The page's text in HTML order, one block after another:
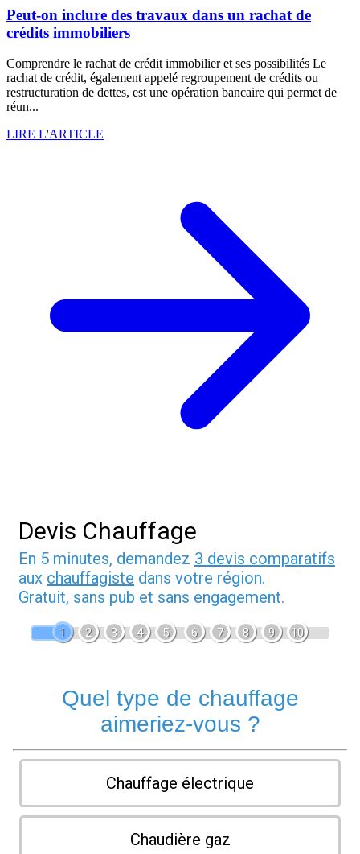
Peut-on inclure des travaux dans un rachat de
crédits immobiliers
Comprendre le rachat de crédit immobilier et ses possibilités Le
rachat de crédit, également appelé regroupement de crédits ou
restructuration de dettes, est une opération bancaire qui permet de
réun...
LIRE L'ARTICLE
Devis Chauffage
En 5 minutes, demandez 3 devis comparatifs
aux chauffagiste dans votre région.
Gratuit, sans pub et sans engagement.
1 2 3 4 5 6 7 8 9 10
Quel type de chauffage
aimeriez-vous ?
Chauffage électrique
Chaudière gaz